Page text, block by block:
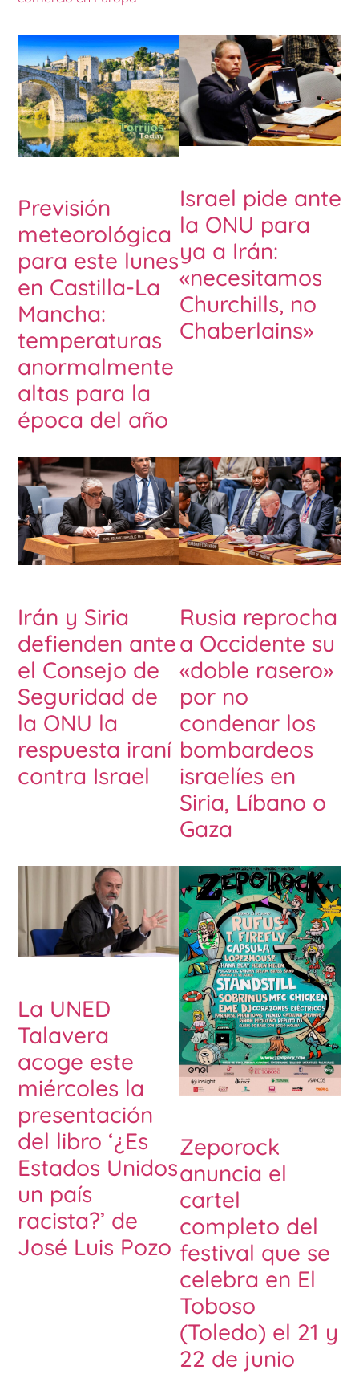
Previsión
meteorológica
para este lunes
en Castilla-La
Mancha:
temperaturas
anormalmente
altas para la
época del año
Israel pide ante
la ONU para
ya a Irán:
«necesitamos
Churchills, no
Chaberlains»
Irán y Siria
defienden ante
el Consejo de
Seguridad de
la ONU la
respuesta iraní
contra Israel
Rusia reprocha
a Occidente su
«doble rasero»
por no
condenar los
bombardeos
israelíes en
Siria, Líbano o
Gaza
La UNED
Talavera
acoge este
miércoles la
presentación
del libro ‘¿Es
Estados Unidos
un país
racista?’ de
José Luis Pozo
Zeporock
anuncia el
cartel
completo del
festival que se
celebra en El
Toboso
(Toledo) el 21 y
22 de junio